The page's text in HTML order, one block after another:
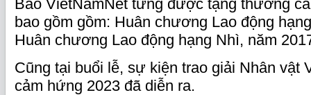
Báo VietNamNet từng được tặng thưởng
bao gồm gồm: Huân chương Lao động
Huân chương Lao động hạng Nhì, năm
Cũng tại buổi lễ, sự kiện trao giải Nhân vật
cảm hứng 2023 đã diễn ra.